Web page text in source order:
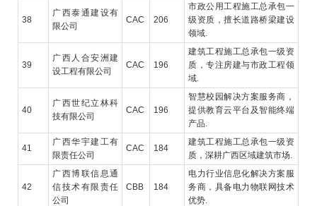
38
广西泰通建设有
限公司
CAC 206
市政公用工程施工总承包一
级资质，擅长道路桥梁建设
领域.
39
广西人合安洲建
设工程有限公司
CAC 196
建筑工程施工总承包一级资
质，专注房建与市政工程领
域.
40
广西世纪立林科
技有限公司
CAC 196
智慧校园解决方案服务商，
提供教育云平台及智能终端
产品.
41
广西华宇建工有
限责任公司
CAC 184
建筑工程施工总承包一级资
质，深耕广西区域建筑市场.
42
广西博联信息通
信技术有限责任
公司
CBB 184
电力行业信息化解决方案服
务商，具备电力物联网技术
优势.